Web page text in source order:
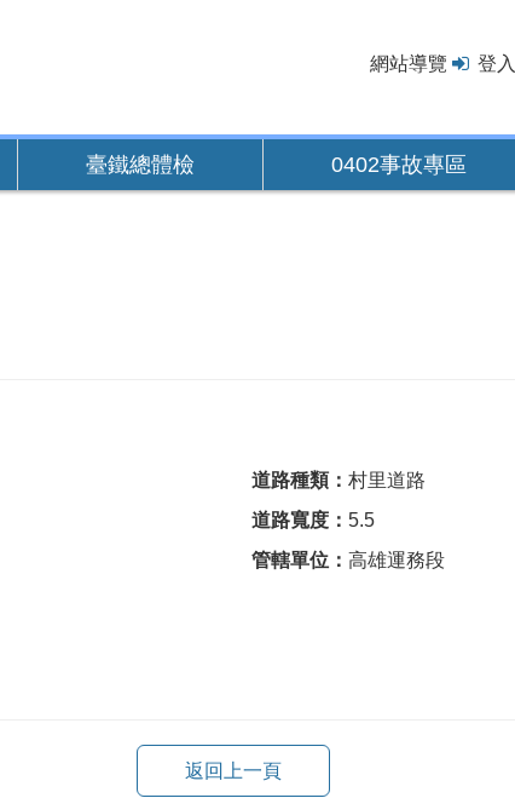
網站導覽 登入
臺鐵總體檢 0402事故專區
道路種類： 村里道路
道路寬度： 5.5
管轄單位： 高雄運務段
返回上一頁